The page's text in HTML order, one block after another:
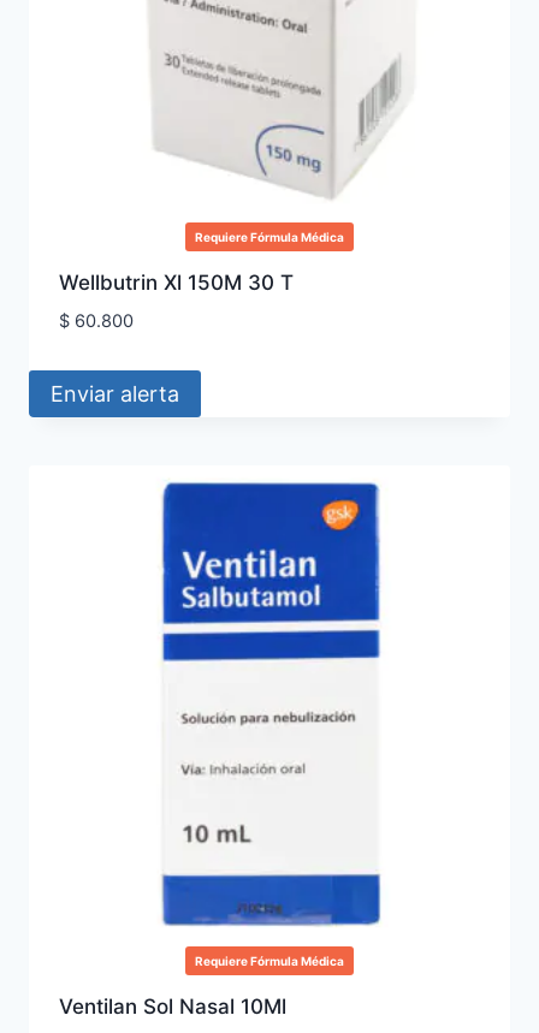
Requiere Fórmula Médica
Wellbutrin Xl 150M 30 T
$60.800
Enviar alerta
Requiere Fórmula Médica
Ventilan Sol Nasal 10Ml